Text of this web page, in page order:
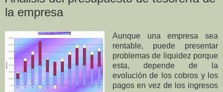
la empresa
Aunque una empresa sea
rentable, puede presentar
problemas de liquidez porque
esta, depende de la
evolución de los cobros y los
pagos en vez de los ingresos